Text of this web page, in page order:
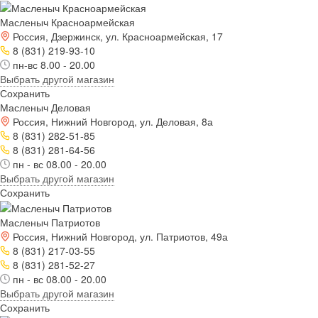
Масленыч Красноармейская
Россия, Дзержинск, ул. Красноармейская, 17
8 (831) 219-93-10
пн-вс 8.00 - 20.00
Выбрать другой магазин
Сохранить
Масленыч Деловая
Россия, Нижний Новгород, ул. Деловая, 8а
8 (831) 282-51-85
8 (831) 281-64-56
пн - вс 08.00 - 20.00
Выбрать другой магазин
Сохранить
Масленыч Патриотов
Россия, Нижний Новгород, ул. Патриотов, 49а
8 (831) 217-03-55
8 (831) 281-52-27
пн - вс 08.00 - 20.00
Выбрать другой магазин
Сохранить